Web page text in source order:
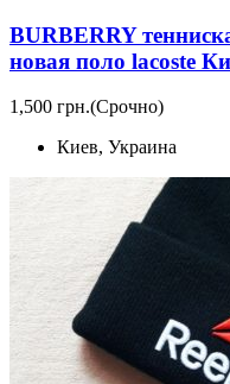
BURBERRY
новая поло lacoste
1,500 грн.(Срочно)
Киев, Украина